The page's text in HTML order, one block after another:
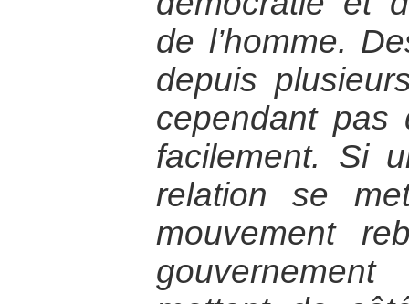
de l’homme.
depuis
cependant
facilement. Si
relation se
mouvement